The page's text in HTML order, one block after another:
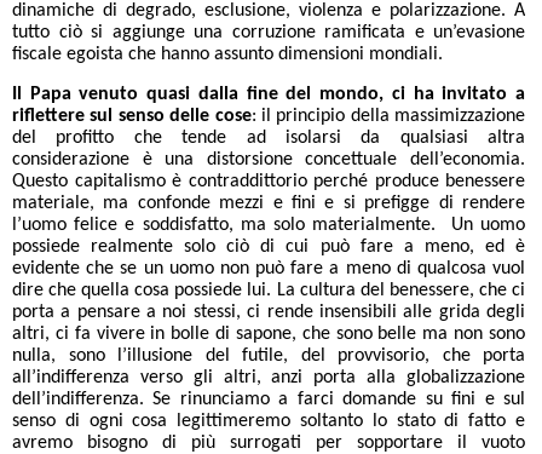
dinamiche di degrado, esclusione, violenza e polarizzazione. A
tutto ciò si aggiunge una corruzione ramificata e un’evasione
fiscale egoista che hanno assunto dimensioni mondiali.
Il Papa venuto quasi dalla fine del mondo, ci ha invitato a
riflettere sul senso delle cose: il principio della massimizzazione
del profitto che tende ad isolarsi da qualsiasi altra
considerazione è una distorsione concettuale dell’economia.
Questo capitalismo è contraddittorio perché produce benessere
materiale, ma confonde mezzi e fini e si prefigge di rendere
l’uomo felice e soddisfatto, ma solo materialmente. Un uomo
possiede realmente solo ciò di cui può fare a meno, ed è
evidente che se un uomo non può fare a meno di qualcosa vuol
dire che quella cosa possiede lui. La cultura del benessere, che ci
porta a pensare a noi stessi, ci rende insensibili alle grida degli
altri, ci fa vivere in bolle di sapone, che sono belle ma non sono
nulla, sono l’illusione del futile, del provvisorio, che porta
all’indifferenza verso gli altri, anzi porta alla globalizzazione
dell’indifferenza. Se rinunciamo a farci domande su fini e sul
senso di ogni cosa legittimeremo soltanto lo stato di fatto e
avremo bisogno di più surrogati per sopportare il vuoto